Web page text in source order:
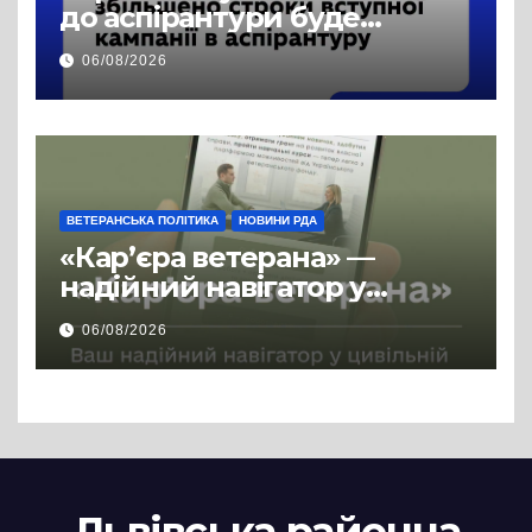
до аспірантури буде
продовжено
06/08/2026
ВЕТЕРАНСЬКА ПОЛІТИКА НОВИНИ РДА
«Кар’єра ветерана» —
надійний навігатор у
цивільній професії
06/08/2026